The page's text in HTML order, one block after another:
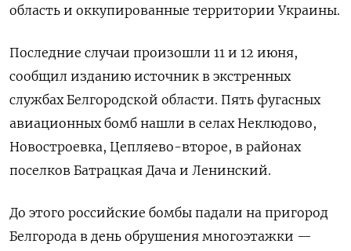
область и оккупированные территории Украины.
Последние случаи произошли 11 и 12 июня,
сообщил изданию источник в экстренных
службах Белгородской области. Пять фугасных
авиационных бомб нашли в селах Неклюдово,
Новостроевка, Цепляево-второе, в районах
поселков Батрацкая Дача и Ленинский.
До этого российские бомбы падали на пригород
Белгорода в день обрушения многоэтажки —